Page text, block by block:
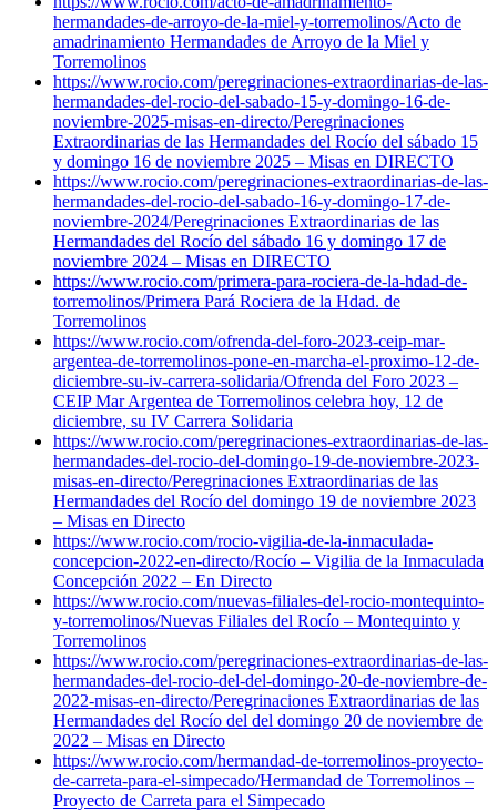
hermandades-de-arroyo-de-la-miel-y-torremolinos/Acto de
amadrinamiento Hermandades de Arroyo de la Miel y
Torremolinos
https://www.rocio.com/peregrinaciones-extraordinarias-de-las-
hermandades-del-rocio-del-sabado-15-y-domingo-16-de-
noviembre-2025-misas-en-directo/Peregrinaciones
Extraordinarias de las Hermandades del Rocío del sábado 15
y domingo 16 de noviembre 2025 – Misas en DIRECTO
https://www.rocio.com/peregrinaciones-extraordinarias-de-las-
hermandades-del-rocio-del-sabado-16-y-domingo-17-de-
noviembre-2024/Peregrinaciones Extraordinarias de las
Hermandades del Rocío del sábado 16 y domingo 17 de
noviembre 2024 – Misas en DIRECTO
https://www.rocio.com/primera-para-rociera-de-la-hdad-de-
torremolinos/Primera Pará Rociera de la Hdad. de
Torremolinos
https://www.rocio.com/ofrenda-del-foro-2023-ceip-mar-
argentea-de-torremolinos-pone-en-marcha-el-proximo-12-de-
diciembre-su-iv-carrera-solidaria/Ofrenda del Foro 2023 –
CEIP Mar Argentea de Torremolinos celebra hoy, 12 de
diciembre, su IV Carrera Solidaria
https://www.rocio.com/peregrinaciones-extraordinarias-de-las-
hermandades-del-rocio-del-domingo-19-de-noviembre-2023-
misas-en-directo/Peregrinaciones Extraordinarias de las
Hermandades del Rocío del domingo 19 de noviembre 2023
– Misas en Directo
https://www.rocio.com/rocio-vigilia-de-la-inmaculada-
concepcion-2022-en-directo/Rocío – Vigilia de la Inmaculada
Concepción 2022 – En Directo
https://www.rocio.com/nuevas-filiales-del-rocio-montequinto-
y-torremolinos/Nuevas Filiales del Rocío – Montequinto y
Torremolinos
https://www.rocio.com/peregrinaciones-extraordinarias-de-las-
hermandades-del-rocio-del-del-domingo-20-de-noviembre-de-
2022-misas-en-directo/Peregrinaciones Extraordinarias de las
Hermandades del Rocío del del domingo 20 de noviembre de
2022 – Misas en Directo
https://www.rocio.com/hermandad-de-torremolinos-proyecto-
de-carreta-para-el-simpecado/Hermandad de Torremolinos –
Proyecto de Carreta para el Simpecado